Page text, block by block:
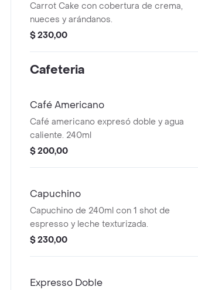
Carrot Cake con cobertura de crema,
nueces y arándanos.
$ 230,00
Cafeteria
Café Americano
Café americano expresó doble y agua
caliente. 240ml
$ 200,00
Capuchino
Capuchino de 240ml con 1 shot de
espresso y leche texturizada.
$ 230,00
Expresso Doble